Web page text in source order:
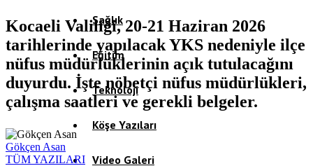
Sağlık
Eğitim
Teknoloji
Köşe Yazıları
Video Galeri
Kocaeli Valiliği, 20-21 Haziran 2026
tarihlerinde yapılacak YKS nedeniyle ilçe
nüfus müdürlüklerinin açık tutulacağını
duyurdu. İşte nöbetçi nüfus müdürlükleri,
çalışma saatleri ve gerekli belgeler.
Gökçen Asan
TÜM YAZILARI